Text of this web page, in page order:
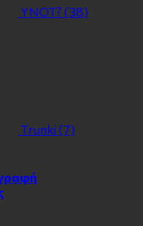
YNOT? (38)
Τrunki (7)